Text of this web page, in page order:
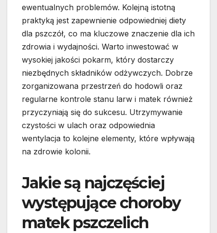
ewentualnych problemów. Kolejną istotną
praktyką jest zapewnienie odpowiedniej diety
dla pszczół, co ma kluczowe znaczenie dla ich
zdrowia i wydajności. Warto inwestować w
wysokiej jakości pokarm, który dostarczy
niezbędnych składników odżywczych. Dobrze
zorganizowana przestrzeń do hodowli oraz
regularne kontrole stanu larw i matek również
przyczyniają się do sukcesu. Utrzymywanie
czystości w ulach oraz odpowiednia
wentylacja to kolejne elementy, które wpływają
na zdrowie kolonii.
Jakie są najczęściej
występujące choroby
matek pszczelich